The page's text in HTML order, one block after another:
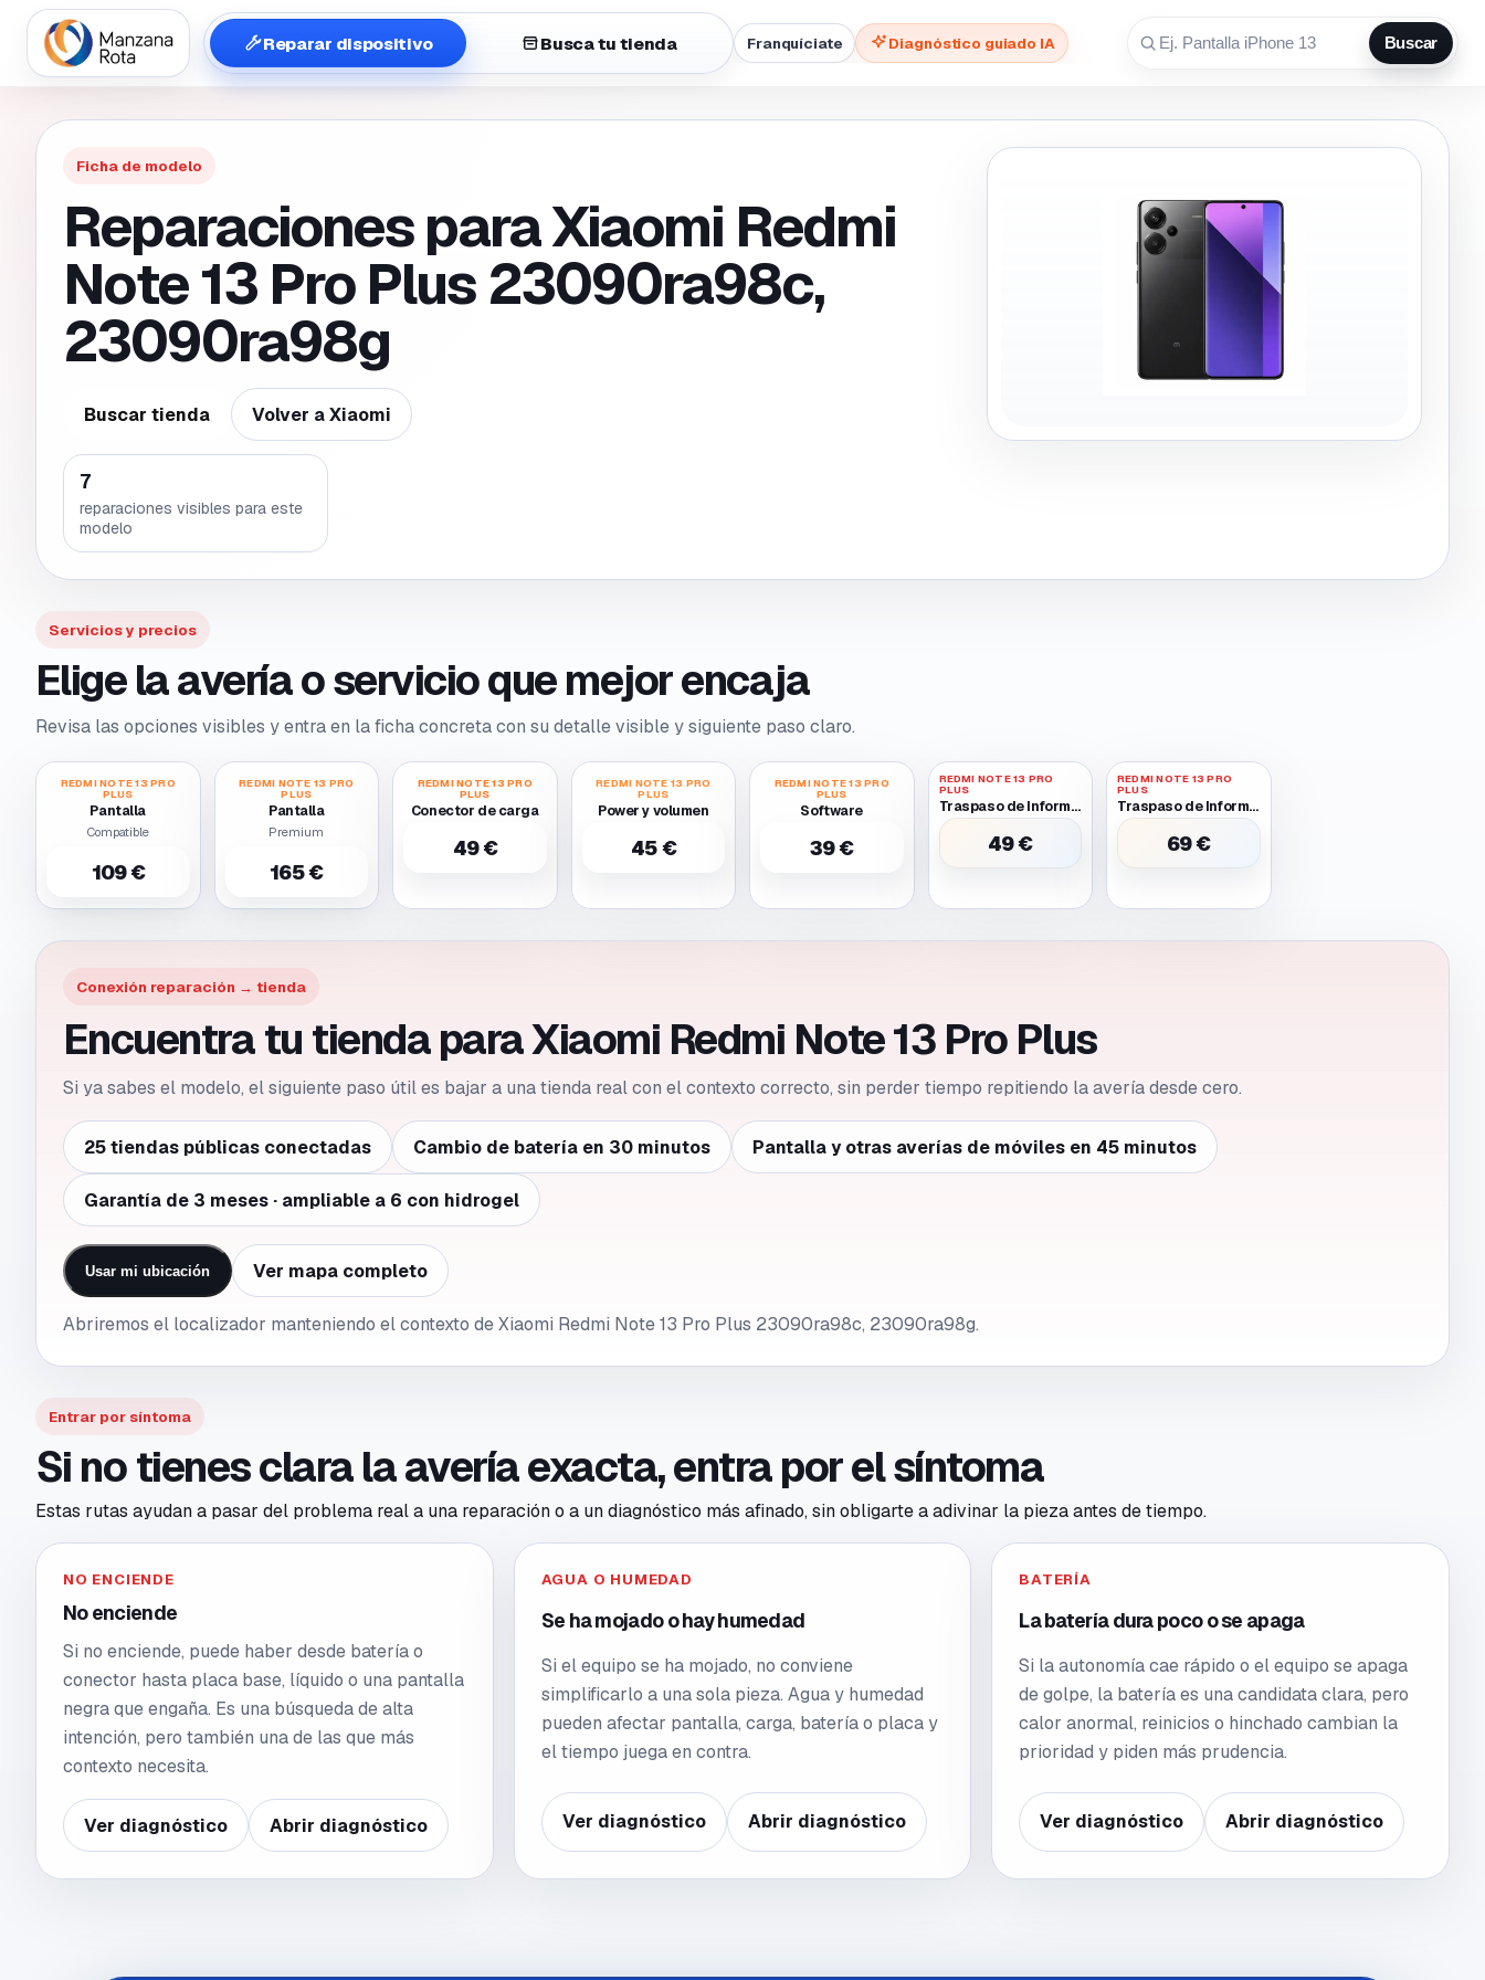
Reparar dispositivo Busca tu tienda Franquíciate Diagnóstico guiado IA Buscar
Ficha de modelo
Reparaciones para Xiaomi Redmi
Note 13 Pro Plus 23090ra98c,
23090ra98g
Buscar tienda Volver aXiaomi
7
reparaciones visibles para este
modelo
Servicios y precios
Elige la avería o servicio que mejor encaja
Revisa las opciones visibles y entra en la ficha concreta con su detalle visible y siguiente paso claro.
REDMI NOTE 13 PRO
PLUS
Pantalla
Compatible
109 €
REDMI NOTE 13 PRO
PLUS
Pantalla
Premium
165 €
REDMI NOTE 13 PRO
PLUS
Conector de carga
49 €
REDMI NOTE 13 PRO
PLUS
Power y volumen
45 €
REDMI NOTE 13 PRO
PLUS
Software
39 €
REDMI NOTE 13 PRO
PLUS
Traspaso de Informacion Entre Dos Moviles Funcionales
49 €
REDMI NOTE 13 PRO
PLUS
Traspaso de Informacion Entre Dos Moviles Uno Requiere Batería O Pantalla Provisional para Encender
69 €
Conexión reparación → tienda
Encuentra tu tienda para Xiaomi Redmi Note 13 Pro Plus
Si ya sabes el modelo, el siguiente paso útil es bajar a una tienda real con el contexto correcto, sin perder tiempo repitiendo la avería desde cero.
25 tiendas públicas conectadas Cambio de batería en 30 minutos Pantalla y otras averías de móviles en 45 minutos
Garantía de 3 meses · ampliable a 6 con hidrogel
Usar mi ubicación Ver mapa completo
Abriremos el localizador manteniendo el contexto de Xiaomi Redmi Note 13 Pro Plus 23090ra98c, 23090ra98g.
Entrar por síntoma
Si no tienes clara la avería exacta, entra por el síntoma
Estas rutas ayudan a pasar del problema real a una reparación o a un diagnóstico más afinado, sin obligarte a adivinar la pieza antes de tiempo.
NO ENCIENDE
No enciende
Si no enciende, puede haber desde batería o
conector hasta placa base, líquido o una pantalla
negra que engaña. Es una búsqueda de alta
intención, pero también una de las que más
contexto necesita.
Ver diagnóstico Abrir diagnóstico
AGUA O HUMEDAD
Se ha mojado o hay humedad
Si el equipo se ha mojado, no conviene
simplificarlo a una sola pieza. Agua y humedad
pueden afectar pantalla, carga, batería o placa y
el tiempo juega en contra.
Ver diagnóstico Abrir diagnóstico
BATERÍA
La batería dura poco o se apaga
Si la autonomía cae rápido o el equipo se apaga
de golpe, la batería es una candidata clara, pero
calor anormal, reinicios o hinchado cambian la
prioridad y piden más prudencia.
Ver diagnóstico Abrir diagnóstico